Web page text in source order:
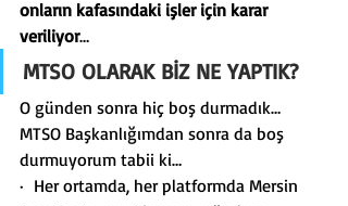
onların kafasındaki işler için karar
veriliyor…
MTSO OLARAK BİZ NE YAPTIK?
O günden sonra hiç boş durmadık…
MTSO Başkanlığımdan sonra da boş
durmuyorum tabii ki…
·  Her ortamda, her platformda Mersin